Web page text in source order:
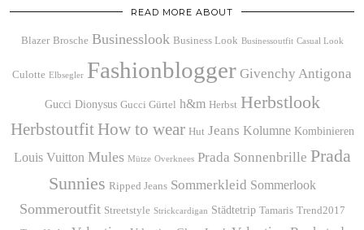
READ MORE ABOUT
Blazer Brosche Businesslook Business Look Businessoutfit Casual Look
Culotte Elbsegler Fashionblogger Givenchy Antigona
Gucci Dionysus Gucci Gürtel h&m Herbst Herbstlook
Herbstoutfit How to wear Hut Jeans Kolumne Kombinieren
Louis Vuitton Mules Mütze Overknees Prada Sonnenbrille Prada
Sunnies Ripped Jeans Sommerkleid Sommerlook
Sommeroutfit Streetstyle Strickcardigan Städtetrip Tamaris Trend2017